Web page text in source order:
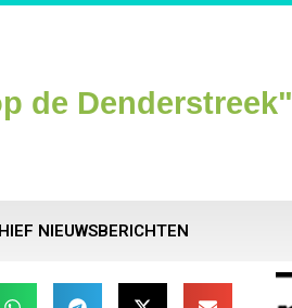
de Denderstreek"
NIEUWSBERICHTEN